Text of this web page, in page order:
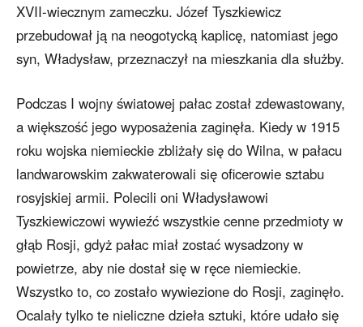
XVII-wiecznym zameczku. Józef Tyszkiewicz
przebudował ją na neogotycką kaplicę, natomiast jego
syn, Władysław, przeznaczył na mieszkania dla służby.
Podczas I wojny światowej pałac został zdewastowany,
a większość jego wyposażenia zaginęła. Kiedy w 1915
roku wojska niemieckie zbliżały się do Wilna, w pałacu
landwarowskim zakwaterowali się oficerowie sztabu
rosyjskiej armii. Polecili oni Władysławowi
Tyszkiewiczowi wywieźć wszystkie cenne przedmioty w
głąb Rosji, gdyż pałac miał zostać wysadzony w
powietrze, aby nie dostał się w ręce niemieckie.
Wszystko to, co zostało wywiezione do Rosji, zaginęło.
Ocalały tylko te nieliczne dzieła sztuki, które udało się